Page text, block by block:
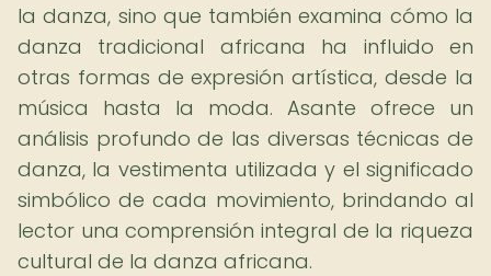
la danza, sino que también examina cómo la
danza tradicional africana ha influido en
otras formas de expresión artística, desde la
música hasta la moda. Asante ofrece un
análisis profundo de las diversas técnicas de
danza, la vestimenta utilizada y el significado
simbólico de cada movimiento, brindando al
lector una comprensión integral de la riqueza
cultural de la danza africana.